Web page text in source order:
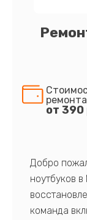
ремонта
от 390
Добро
ноутбуков
команда